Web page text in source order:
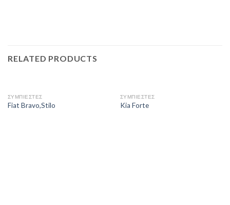
RELATED PRODUCTS
ΣΥΜΠΙΕΣΤΕΣ
Fiat Bravo,Stilo
ΣΥΜΠΙΕΣΤΕΣ
Kia Forte